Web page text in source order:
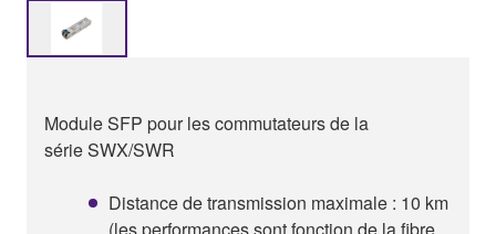
Module SFP pour les commutateurs de la
série SWX/SWR
Distance de transmission maximale : 10 km